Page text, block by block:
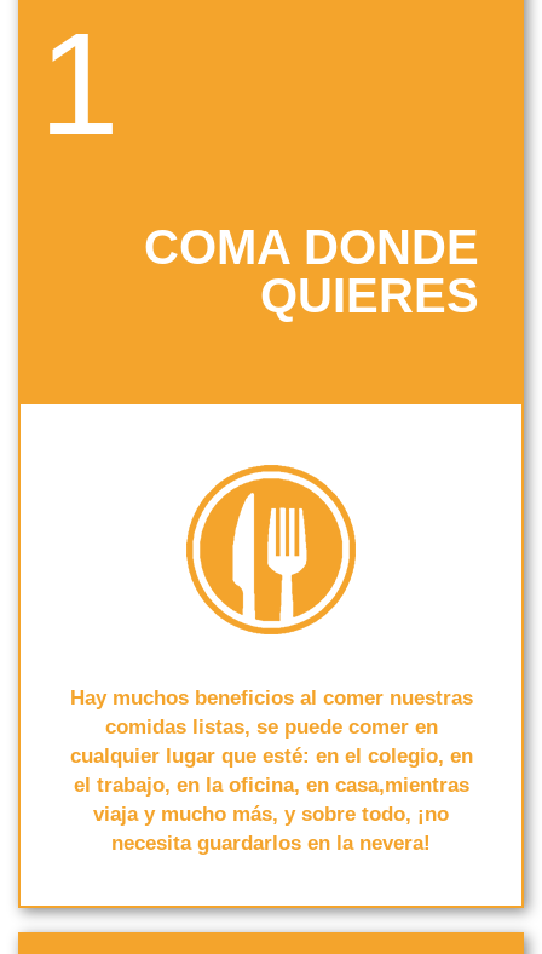
1
COMA DONDE
QUIERES
Hay muchos beneficios al comer nuestras
comidas listas, se puede comer en
cualquier lugar que esté: en el colegio, en
el trabajo, en la oficina, en casa,mientras
viaja y mucho más, y sobre todo, ¡no
necesita guardarlos en la nevera!